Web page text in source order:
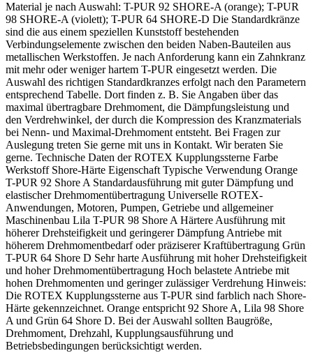
Material je nach Auswahl: T-PUR 92 SHORE-A (orange); T-PUR
98 SHORE-A (violett); T-PUR 64 SHORE-D Die Standardkränze
sind die aus einem speziellen Kunststoff bestehenden
Verbindungselemente zwischen den beiden Naben-Bauteilen aus
metallischen Werkstoffen. Je nach Anforderung kann ein Zahnkranz
mit mehr oder weniger hartem T-PUR eingesetzt werden. Die
Auswahl des richtigen Standardkranzes erfolgt nach den Parametern
entsprechend Tabelle. Dort finden z. B. Sie Angaben über das
maximal übertragbare Drehmoment, die Dämpfungsleistung und
den Verdrehwinkel, der durch die Kompression des Kranzmaterials
bei Nenn- und Maximal-Drehmoment entsteht. Bei Fragen zur
Auslegung treten Sie gerne mit uns in Kontakt. Wir beraten Sie
gerne. Technische Daten der ROTEX Kupplungssterne Farbe
Werkstoff Shore-Härte Eigenschaft Typische Verwendung Orange
T-PUR 92 Shore A Standardausführung mit guter Dämpfung und
elastischer Drehmomentübertragung Universelle ROTEX-
Anwendungen, Motoren, Pumpen, Getriebe und allgemeiner
Maschinenbau Lila T-PUR 98 Shore A Härtere Ausführung mit
höherer Drehsteifigkeit und geringerer Dämpfung Antriebe mit
höherem Drehmomentbedarf oder präziserer Kraftübertragung Grün
T-PUR 64 Shore D Sehr harte Ausführung mit hoher Drehsteifigkeit
und hoher Drehmomentübertragung Hoch belastete Antriebe mit
hohen Drehmomenten und geringer zulässiger Verdrehung Hinweis:
Die ROTEX Kupplungssterne aus T-PUR sind farblich nach Shore-
Härte gekennzeichnet. Orange entspricht 92 Shore A, Lila 98 Shore
A und Grün 64 Shore D. Bei der Auswahl sollten Baugröße,
Drehmoment, Drehzahl, Kupplungsausführung und
Betriebsbedingungen berücksichtigt werden.